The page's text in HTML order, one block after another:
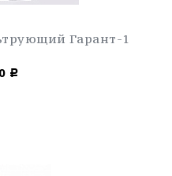
Гарант-1
Р